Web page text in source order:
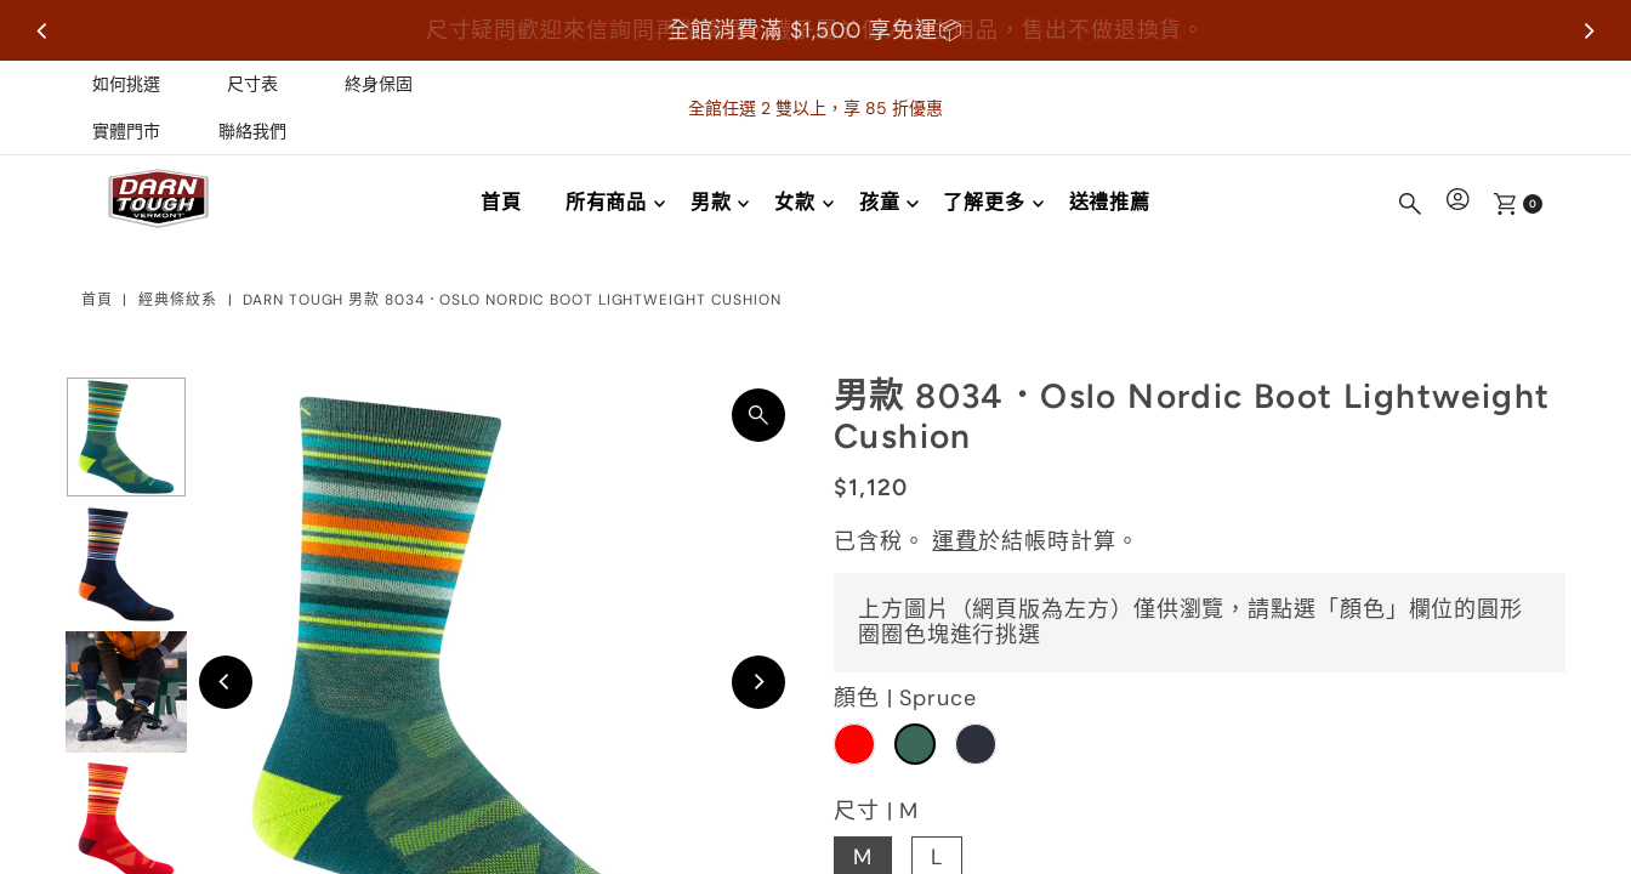
尺寸疑問歡迎來信詢問再做購買，襪子屬於個人衛生用品，售出不做退換貨。
全館消費滿 $1,500 享免運📦
如何挑選 尺寸表 終身保固
實體門市 聯絡我們
全館任選 2 雙以上，享 85 折優惠
首頁 所有商品 男款 女款 孩童 了解更多 送禮推薦 0
首頁 | 經典條紋系 | DARN TOUGH 男款 8034．OSLO NORDIC BOOT LIGHTWEIGHT CUSHION
男款 8034．Oslo Nordic Boot Lightweight
Cushion
$1,120
已含稅。運費於結帳時計算。
上方圖片（網頁版為左方）僅供瀏覽，請點選「顏色」欄位的圓形
圈圈色塊進行挑選
顏色 | Spruce
尺寸 | M
M
L